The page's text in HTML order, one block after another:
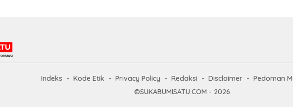
Indeks Kode Etik Privacy Policy Redaksi Disclaimer
Pedoman
©SUKABUMISATU.COM - 2026